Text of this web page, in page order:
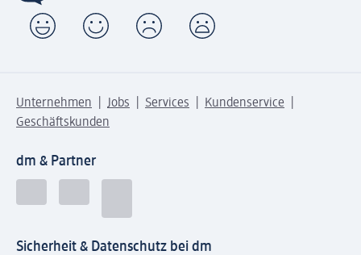
Unternehmen Jobs Services
Kundenservice
Geschäftskunden
dm & Partner
Sicherheit & Datenschutz bei dm